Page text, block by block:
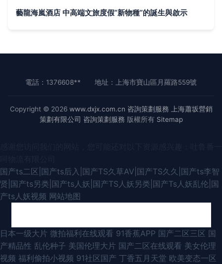
藝龍海嵐酒店 中高端文旅度假“新物種”的誕生與啟示
電話：1376608** 地址：上海市寶山區月羅路559號
Copyright © 2026 www.dxjx.com.cn 咨詢策劃服務
上海蕭坂營銷
策劃有限公司 咨詢策劃服務 版權所有 Sitemap
国产ts二区|国产ts后入|国产TS久草AV|国产TS久久|国产ts李智
贤|国产ts另类|国产ts人妖|国产TS人妖另类|国产Ts人妖乱伦|国
产ts人妖视频 网站地图
四虎影库网站 欧美一区二区高潮喷水 91超碰在线人人干 国产精品久久内蒙
国产ts视频 91av丝袜喷水 在线看日韩 国产午夜久久 91传媒成人 欧美性爱91
日本一级大片 微拍福利在线观看 91香蕉APP 国产二区三区 国
产精品性 乱伦种子 美国伦理大片 国产二区在线观看 美女伦理
视频 福利偷拍小视频 91社区国产 丁香五月天堂 欧美变态一区